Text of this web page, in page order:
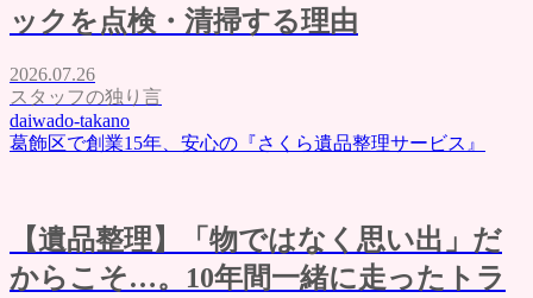
MENU
遺品整理
墨田区の遺品整理
料金表
ご利用の流れ
会社概要
ブログ
お問い合わせ
ックを点検・清掃する理由
2026.07.26
スタッフの独り言
daiwado-takano
葛飾区で創業15年、安心の『さくら遺品整理サービス』
【遺品整理】「物ではなく思い出」だ
からこそ…。10年間一緒に走ったトラ